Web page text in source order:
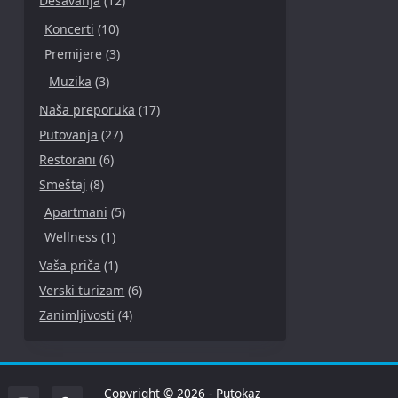
Koncerti (10)
Premijere(3)
Muzika (3)
Naša preporuka (17)
Putovanja (27)
Restorani (6)
Smeštaj (8)
Apartmani (5)
Wellness (1)
Vaša priča (1)
Verski turizam (6)
Zanimljivosti (4)
Copyright © 2026 - Putokaz